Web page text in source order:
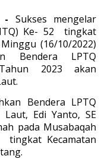
- Sukses mengelar
Ke- 52 tingkat
(16/10/2022)
Bendera LPTQ
2023 akan
Bendera LPTQ
Laut, Edi Yanto, SE
pada Musabaqah
tingkat Kecamatan